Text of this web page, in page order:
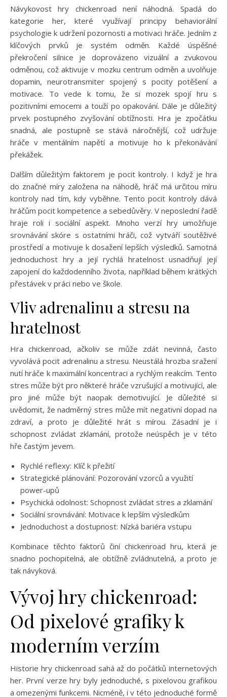
Návykovost hry chickenroad není náhodná. Spadá do
kategorie her, které využívají principy behaviorální
psychologie k udržení pozornosti a motivaci hráče. Jedním z
klíčových prvků je systém odměn. Každé úspěšné
překročení silnice je doprovázeno vizuální a zvukovou
odměnou, což aktivuje v mozku centrum odměn a uvolňuje
dopamin, neurotransmiter spojený s pocity potěšení a
motivace. To vede k tomu, že si mozek spojí hru s
pozitivními emocemi a touží po opakování. Dále je důležitý
prvek postupného zvyšování obtížnosti. Hra je zpočátku
snadná, ale postupně se stává náročnější, což udržuje
hráče v mentálním napětí a motivuje ho k překonávání
překážek.
Dalším důležitým faktorem je pocit kontroly. I když je hra
do značné míry založena na náhodě, hráč má určitou míru
kontroly nad tím, kdy vyběhne. Tento pocit kontroly dává
hráčům pocit kompetence a sebedůvěry. V neposlední řadě
hraje roli i sociální aspekt. Mnoho verzí hry umožňuje
srovnávání skóre s ostatními hráči, což vytváří soutěživé
prostředí a motivuje k dosažení lepších výsledků. Samotná
jednoduchost hry a její rychlá hratelnost usnadňují její
zapojení do každodenního života, například během krátkých
přestávek v práci nebo ve škole.
Vliv adrenalinu a stresu na
hratelnost
Hra chickenroad, ačkoliv se může zdát nevinná, často
vyvolává pocit adrenalinu a stresu. Neustálá hrozba sražení
nutí hráče k maximální koncentraci a rychlým reakcím. Tento
stres může být pro některé hráče vzrušující a motivující, ale
pro jiné může být naopak demotivující. Je důležité si
uvědomit, že nadměrný stres může mít negativní dopad na
zdraví, a proto je důležité hrát s mírou. Zásadní je i
schopnost zvládat zklamání, protože neúspěch je v této
hře častým jevem.
Rychlé reflexy: Klíč k přežití
Strategické plánování: Pozorování vzorců a využití
power-upů
Psychická odolnost: Schopnost zvládat stres a zklamání
Sociální srovnávání: Motivace k lepším výsledkům
Jednoduchost a dostupnost: Nízká bariéra vstupu
Kombinace těchto faktorů činí chickenroad hru, která je
snadno pochopitelná, ale obtížně zvládnutelná, a proto je
tak návyková.
Vývoj hry chickenroad:
Od pixelové grafiky k
moderním verzím
Historie hry chickenroad sahá až do počátků internetových
her. První verze hry byly jednoduché, s pixelovou grafikou
a omezenými funkcemi. Nicméně, i v této jednoduché formě